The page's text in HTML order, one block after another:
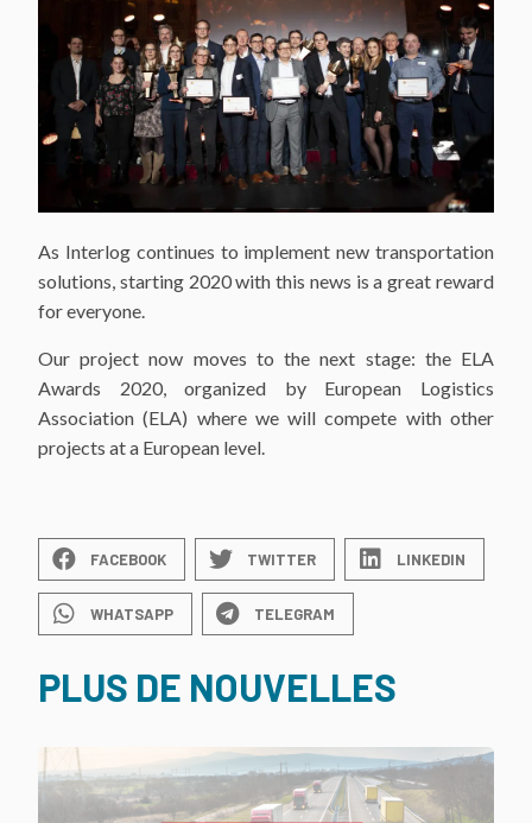
As Interlog continues to implement new transportation
solutions, starting 2020 with this news is a great reward
for everyone.
Our project now moves to the next stage: the ELA
Awards 2020, organized by European Logistics
Association (ELA) where we will compete with other
projects at a European level.
FACEBOOK TWITTER LINKEDIN
WHATSAPP TELEGRAM
PLUS DE NOUVELLES